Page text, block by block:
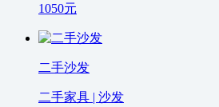
1050元
二手沙发
二手家具 | 沙发